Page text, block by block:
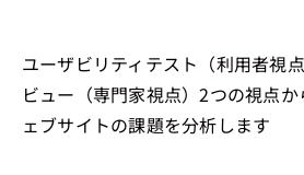
ユーザビリティテスト（利用者視
ビュー（専門家視点）2つの視点
ェブサイトの課題を分析します